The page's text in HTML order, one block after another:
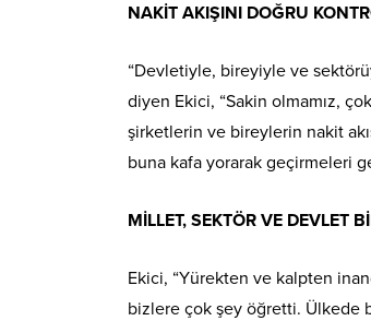
NAKİT AKIŞINI DOĞRU
“Devletiyle, bireyiyle ve
diyen Ekici, “Sakin olmamız,
şirketlerin ve bireylerin nakit
buna kafa yorarak geçirmeleri
MİLLET, SEKTÖR VE DEVLET
Ekici, “Yürekten ve kalpten
bizlere çok şey öğretti. Ülkede